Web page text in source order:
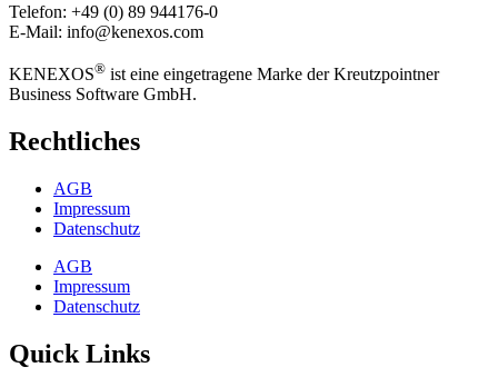
Telefon: +49 (0) 89 944176-0
E-Mail: info@kenexos.com
KENEXOS® ist eine eingetragene Marke der Kreutzpointner
Business Software GmbH.
Rechtliches
AGB
Impressum
Datenschutz
AGB
Impressum
Datenschutz
Quick Links